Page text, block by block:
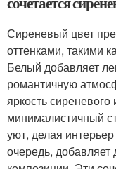
Сиреневый цвет
оттенками, такими
Белый добавляет
романтичную
яркость
минималистичный
уют, делая
очередь, добавляет